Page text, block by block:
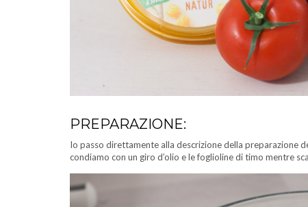
PREPARAZIONE:
Io passo direttamente alla descrizione della preparazione
condiamo con un giro d’olio e le foglioline di timo mentre